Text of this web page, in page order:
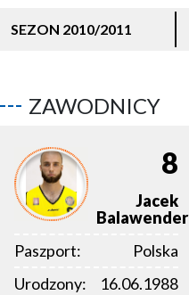
SEZON 2010/2011
ZAWODNICY
8
Jacek
Balawender
Paszport:
Polska
Urodzony:
16.06.1988